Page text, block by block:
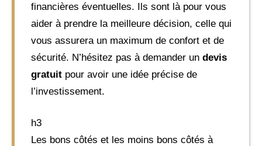
financières éventuelles. Ils sont là pour vous
aider à prendre la meilleure décision, celle qui
vous assurera un maximum de confort et de
sécurité. N’hésitez pas à demander un devis
gratuit pour avoir une idée précise de
l’investissement.
h3
Les bons côtés et les moins bons côtés à